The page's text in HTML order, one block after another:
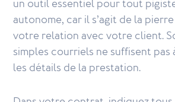
un outil essentiel pour tout
autonome, car il s’agit de la
votre relation avec votre client.
simples courriels ne suffisent pas
les détails de la prestation.